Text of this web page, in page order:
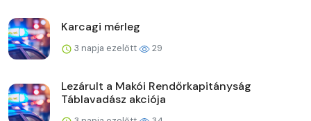
Karcagi mérleg
3 napja ezelőtt 29
Lezárult a Makói Rendőrkapitányság
Táblavadász akciója